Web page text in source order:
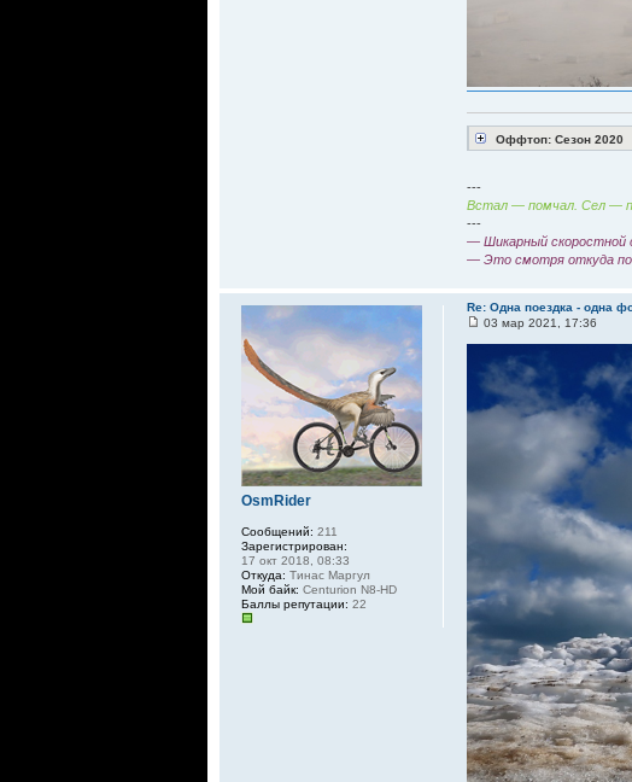
Оффтоп: Сезон 2020
---
Встал — помчал. Сел —
---
— Шикарный скоростной
— Это смотря откуда
Re: Одна поездка - одна
03 мар 2021, 17:36
OsmRider
Сообщений: 211
Зарегистрирован:
17 окт 2018, 08:33
Откуда: Тинас Маргул
Мой байк: Centurion N8-HD
Баллы репутации: 22